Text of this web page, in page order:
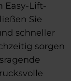
Easy-Lift-
Sie
schneller
sorgen